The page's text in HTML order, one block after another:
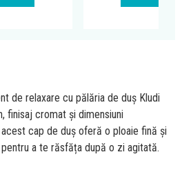
de relaxare cu pălăria de duș Kludi
finisaj cromat și dimensiuni
cap de duș oferă o ploaie fină și
a te răsfăța după o zi agitată.